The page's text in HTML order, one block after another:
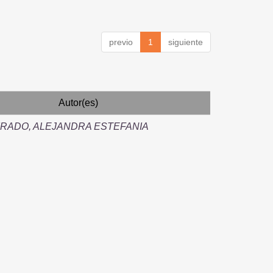
previo 1 siguiente
Autor(es)
ALEJANDRA ESTEFANIA